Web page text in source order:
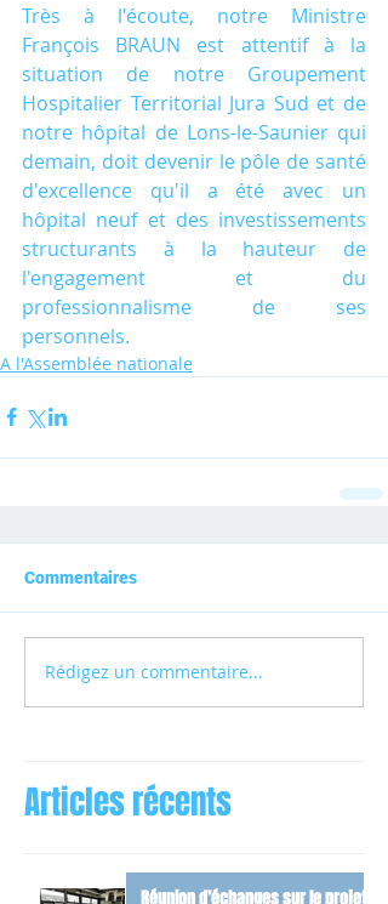
Très à l'écoute, notre Ministre
François BRAUN est attentif à la
situation de notre Groupement
Hospitalier Territorial Jura Sud et de
notre hôpital de Lons-le-Saunier qui
demain, doit devenir le pôle de santé
d'excellence qu'il a été avec un
hôpital neuf et des investissements
structurants à la hauteur de
l'engagement et du
professionnalisme de ses
personnels.
A l'Assemblée nationale
Commentaires
Rédigez un commentaire...
Articles récents
Réunion d’échanges sur le projet